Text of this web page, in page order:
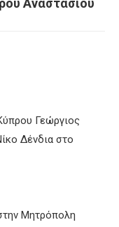
Αναστασίου
Γεώργιος
Δένδια στο
Μητρόπολη